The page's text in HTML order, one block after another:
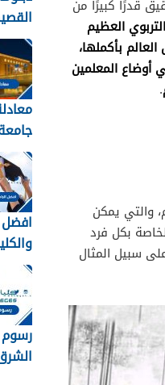
قدرًا كبيرًا من
العظيم
بأكملها،
أوضاع المعلمين
.
كبير من أجمل الثيمات المجهزة ليوم المعلم العالمي لعام 2024م، والتي يمكن
بكل فرد
سبيل المثال
نورة 1448
افضل
1448
رسوم